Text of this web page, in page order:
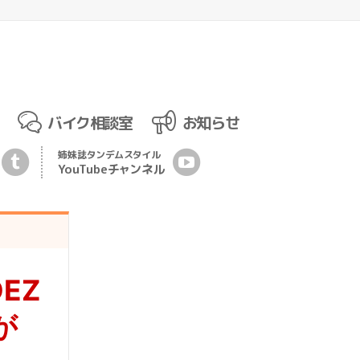
バイク相談室 お知らせ
姉妹誌タンデムスタイル
YouTubeチャンネル